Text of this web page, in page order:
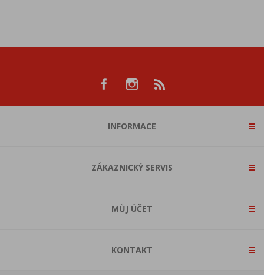
INFORMACE
ZÁKAZNICKÝ SERVIS
MŮJ ÚČET
KONTAKT